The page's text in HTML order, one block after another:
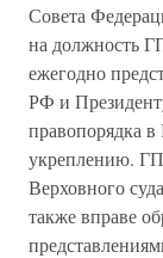
Совета
на должность
ежегодно
РФ и
правопорядка
укреплению.
Верховного
также вправе